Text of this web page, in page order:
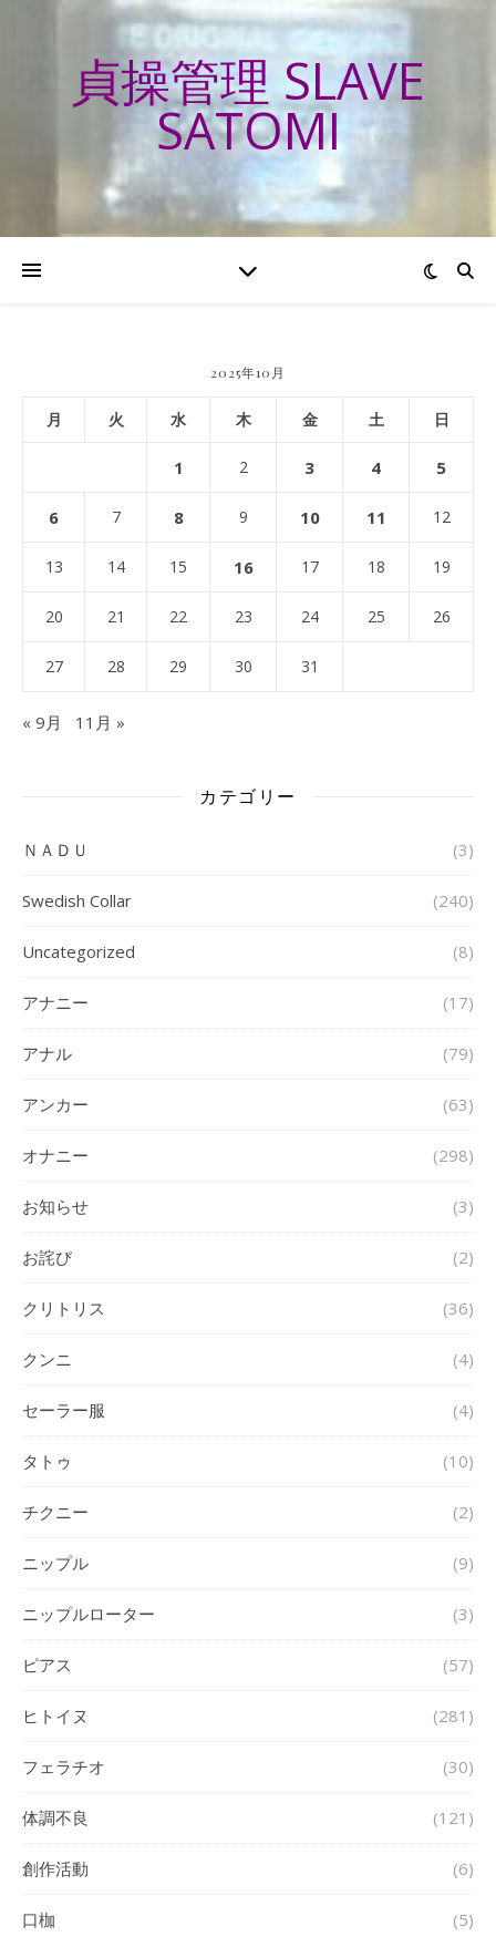
貞操管理 SLAVE
SATOMI
2025年10月
月 火 水 木 金 土 日
1 2 3 4 5
6 7 8 9 10 11 12
13 14 15 16 17 18 19
20 21 22 23 24 25 26
27 28 29 30 31
« 9月 11月 »
カテゴリー
ＮＡＤＵ (3)
Swedish Collar (240)
Uncategorized (8)
アナニー (17)
アナル (79)
アンカー (63)
オナニー (298)
お知らせ (3)
お詫び (2)
クリトリス (36)
クンニ (4)
セーラー服 (4)
タトゥ (10)
チクニー (2)
ニップル (9)
ニップルローター (3)
ピアス (57)
ヒトイヌ (281)
フェラチオ (30)
体調不良 (121)
創作活動 (6)
口枷 (5)